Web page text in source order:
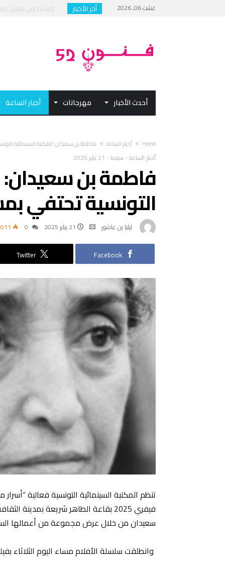
غشت 06, 2026 أخر الأخبار
إلغاء حفل الفنان
فيلم “بكمة” لعبد
أحدث الأخبار مهرجانات أخبار الساعة
Home أخبار الساعة فاطمة بن سعيدان: المكتبة السينمائية
أخبار الساعة- سينما- 21 يناير 2025
فاطمة بن سعيدان:
التونسية تحتفي
ليليا بن عاشور 21 يناير 2025
Facebook
Twitter
فيفري 2025 بقاعة الطاهر شريعة
سعيدان من خلال عرض مجموعة من أعمالها
وانطلقت سلسلة الأفلام مساء اليوم الثلاثاء